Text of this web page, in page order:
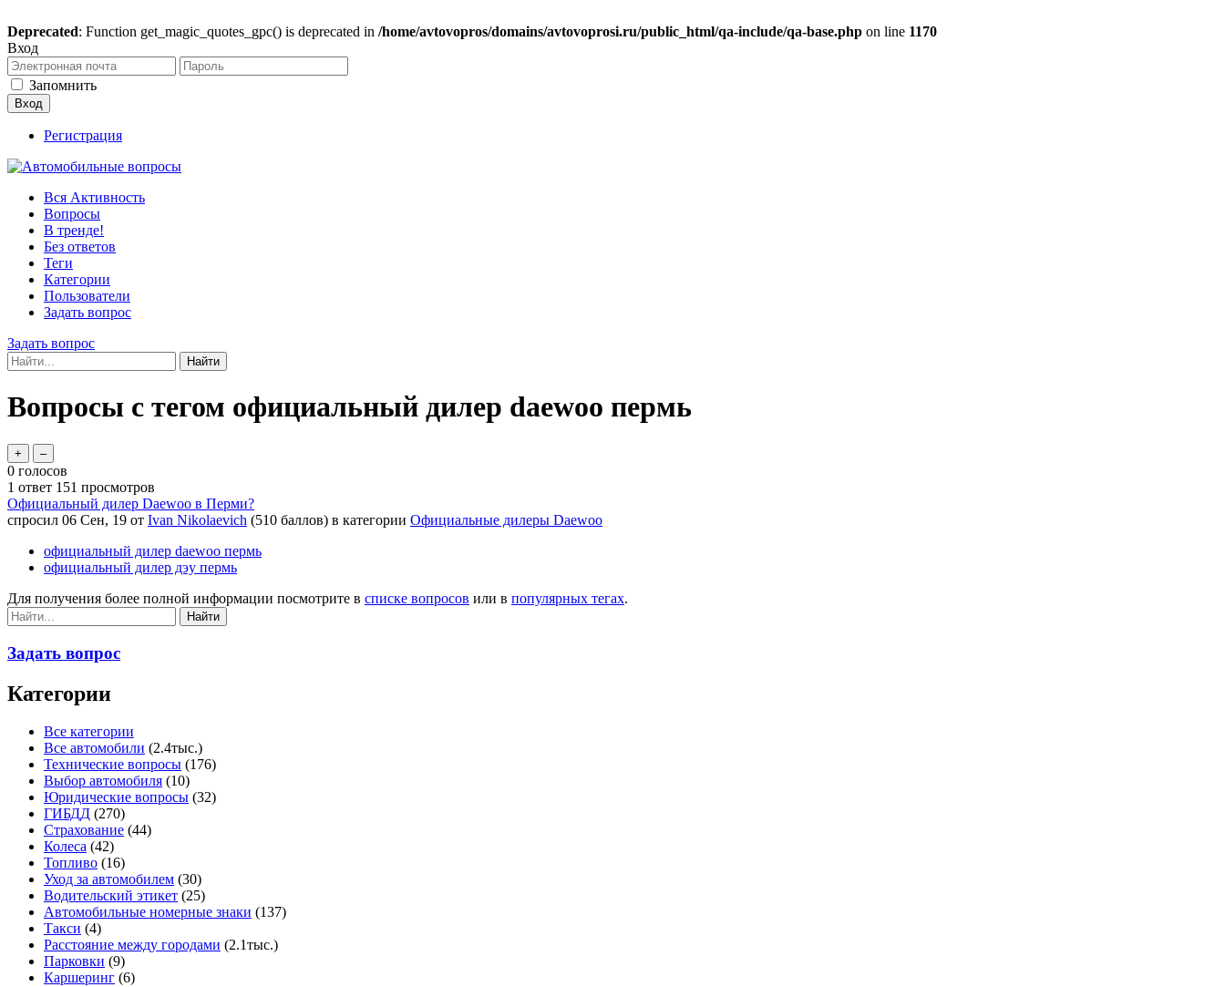
Deprecated: Function get_magic_quotes_gpc() is deprecated in /home/avtovopros/domains/avtovoprosi.ru/public_html/qa-include/qa-base.php on line 1170
Вход
Запомнить
Регистрация
Вся Активность
Вопросы
В тренде!
Без ответов
Теги
Категории
Пользователи
Задать вопрос
Задать вопрос
Вопросы с тегом официальный дилер daewoo пермь
0 голосов
1 ответ 151 просмотров
Официальный дилер Daewoo в Перми?
спросил 06 Сен, 19 от Ivan Nikolaevich (510 баллов) в категории Официальные дилеры Daewoo
официальный дилер daewoo пермь
официальный дилер дэу пермь
Для получения более полной информации посмотрите в списке вопросов или в популярных тегах.
Задать вопрос
Категории
Все категории
Все автомобили (2.4тыс.)
Технические вопросы (176)
Выбор автомобиля (10)
Юридические вопросы (32)
ГИБДД (270)
Страхование (44)
Колеса (42)
Топливо (16)
Уход за автомобилем (30)
Водительский этикет (25)
Автомобильные номерные знаки (137)
Такси (4)
Расстояние между городами (2.1тыс.)
Парковки (9)
Каршеринг (6)